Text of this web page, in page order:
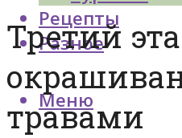
Рецепты
Разное
Меню
Третий
травами